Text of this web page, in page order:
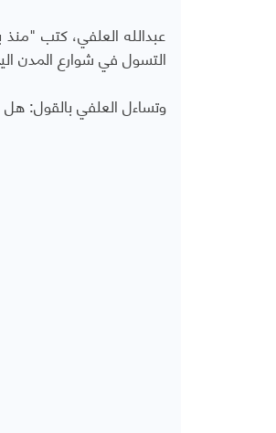
عبدالله العلفي، كتب "منذ
التسول في شوارع المدن
وتساءل العلفي بالقول: